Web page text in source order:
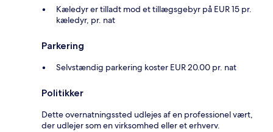
Kæledyr er tilladt mod et tillægsgebyr på EUR 15 pr.
kæledyr, pr. nat
Parkering
Selvstændig parkering koster EUR 20.00 pr. nat
Politikker
Dette overnatningssted udlejes af en professionel vært,
der udlejer som en virksomhed eller et erhverv.